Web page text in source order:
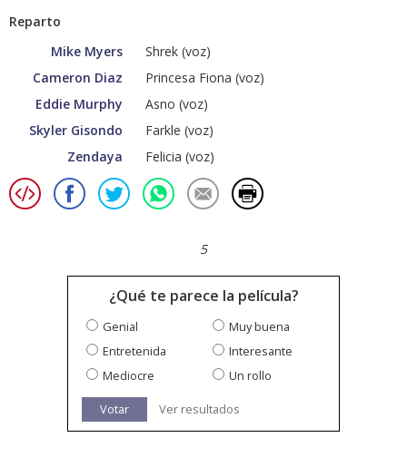
Reparto
Mike Myers
Shrek (voz)
Cameron Diaz
Princesa Fiona (voz)
Eddie Murphy
Asno (voz)
Skyler Gisondo
Farkle (voz)
Zendaya
Felicia (voz)
5
¿Qué te parece la película?
Genial
Muy buena
Entretenida
Interesante
Mediocre
Un rollo
Votar Ver resultados